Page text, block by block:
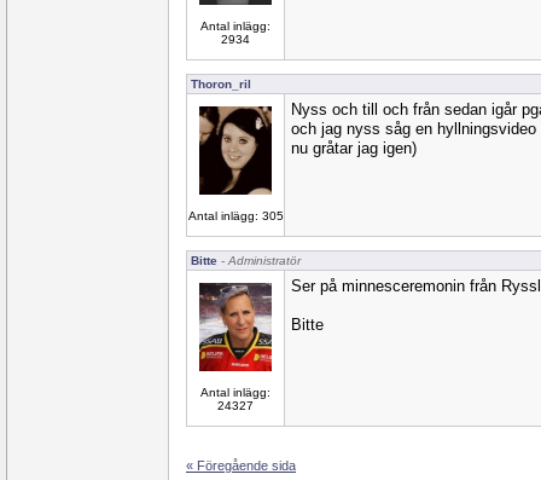
Antal inlägg:
2934
Thoron_ril
Antal inlägg: 305
Nyss och till och från sedan igår
och jag nyss såg en
nu gråtar jag igen)
Bitte - Administratör
Antal inlägg:
24327
Ser på minnesceremonin från
Bitte
« Föregående sida